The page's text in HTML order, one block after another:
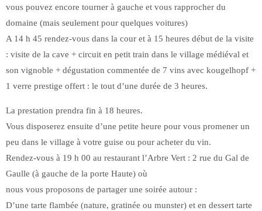
vous pouvez encore tourner à gauche et vous rapprocher du
domaine (mais seulement pour quelques voitures)
A 14 h 45 rendez-vous dans la cour et à 15 heures début de la visite
: visite de la cave + circuit en petit train dans le village médiéval et
son vignoble + dégustation commentée de 7 vins avec kougelhopf +
1 verre prestige offert : le tout d’une durée de 3 heures.
La prestation prendra fin à 18 heures.
Vous disposerez ensuite d’une petite heure pour vous promener un
peu dans le village à votre guise ou pour acheter du vin.
Rendez-vous à 19 h 00 au restaurant l’Arbre Vert : 2 rue du Gal de
Gaulle (à gauche de la porte Haute) où
nous vous proposons de partager une soirée autour :
D’une tarte flambée (nature, gratinée ou munster) et en dessert tarte